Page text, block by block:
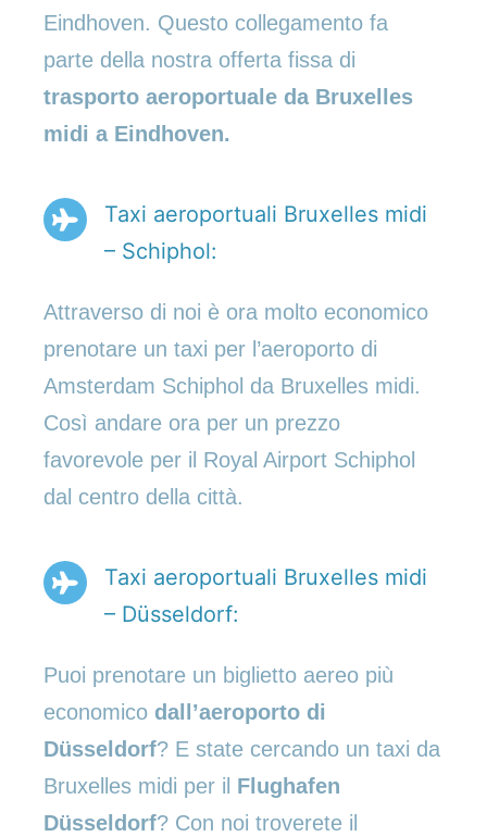
Eindhoven. Questo collegamento fa
parte della nostra offerta fissa di
trasporto aeroportuale da Bruxelles
midi a Eindhoven.
Taxi aeroportuali Bruxelles midi
– Schiphol:
Attraverso di noi è ora molto economico
prenotare un taxi per l’aeroporto di
Amsterdam Schiphol da Bruxelles midi.
Così andare ora per un prezzo
favorevole per il Royal Airport Schiphol
dal centro della città.
Taxi aeroportuali Bruxelles midi
– Düsseldorf:
Puoi prenotare un biglietto aereo più
economico dall’aeroporto di
Düsseldorf? E state cercando un taxi da
Bruxelles midi per il Flughafen
Düsseldorf? Con noi troverete il